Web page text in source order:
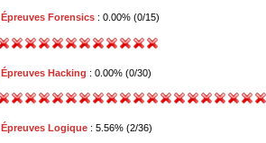
Épreuves Forensics : 0.00% (0/15)
Épreuves Hacking : 0.00% (0/30)
Épreuves Logique : 5.56% (2/36)